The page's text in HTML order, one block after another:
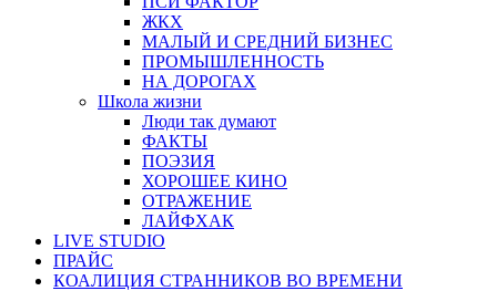
ЖКХ
МАЛЫЙ И СРЕДНИЙ БИЗНЕС
ПРОМЫШЛЕННОСТЬ
НА ДОРОГАХ
Школа жизни
Люди так думают
ФАКТЫ
ПОЭЗИЯ
ХОРОШЕЕ КИНО
ОТРАЖЕНИЕ
ЛАЙФХАК
LIVE STUDIO
ПРАЙС
КОАЛИЦИЯ СТРАННИКОВ ВО ВРЕМЕНИ